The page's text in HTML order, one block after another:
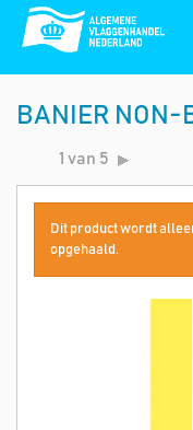
BANIER NON-
1 van 5
Dit product wordt
opgehaald.